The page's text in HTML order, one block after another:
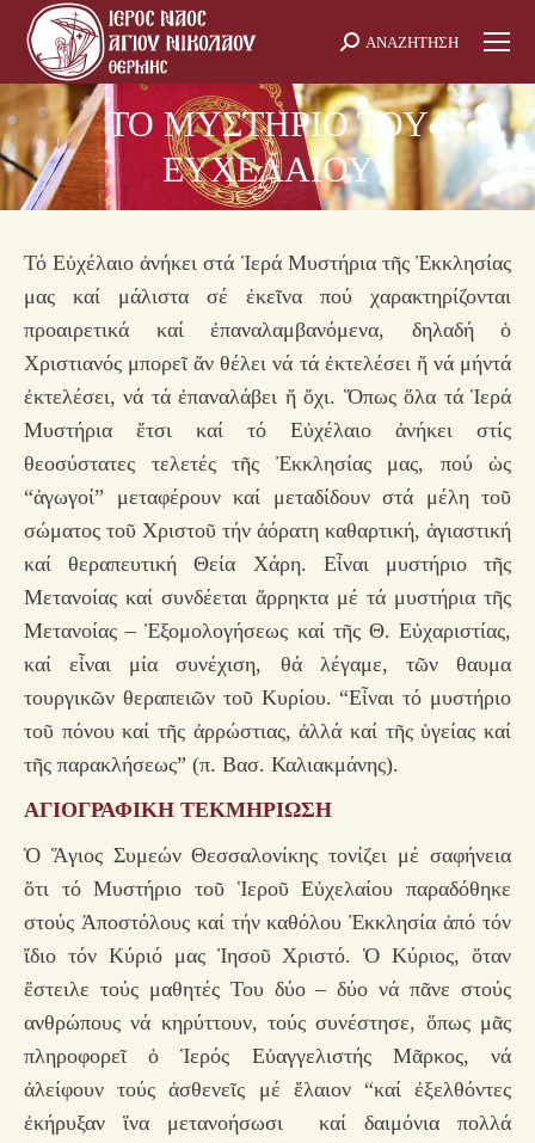
Search:
ΑΝΑΖΗΤΗΣΗ
ΤΟ ΜΥΣΤΗΡΙΟ ΤΟΥ
ΕΥΧΕΛΑΙΟΥ
Τό Εὐχέλαιο ἀνήκει στά Ἱερά Μυστήρια τῆς Ἐκκλησίας
μας καί μάλιστα σέ ἐκεῖνα πού χαρακτηρίζονται
προαιρετικά καί ἐπαναλαμβανόμενα, δηλαδή ὁ
Χριστιανός μπορεῖ ἄν θέλει νά τά ἐκτελέσει ἤ νά μήντά
ἐκτελέσει, νά τά ἐπαναλάβει ἤ ὄχι. Ὅπως ὅλα τά Ἱερά
Μυστήρια ἔτσι καί τό Εὐχέλαιο ἀνήκει στίς
θεοσύστατες τελετές τῆς Ἐκκλησίας μας, πού ὡς
“ἀγωγοί” μεταφέρουν καί μεταδίδουν στά μέλη τοῦ
σώματος τοῦ Χριστοῦ τήν ἀόρατη καθαρτική, ἁγιαστική
καί θεραπευτική Θεία Χάρη. Εἶναι μυστήριο τῆς
Μετανοίας καί συνδέεται ἄρρηκτα μέ τά μυστήρια τῆς
Μετανοίας – Ἐξομολογήσεως καί τῆς Θ. Εὐχαριστίας,
καί εἶναι μία συνέχιση, θά λέγαμε, τῶν θαυμα
τουργικῶν θεραπειῶν τοῦ Κυρίου. “Εἶναι τό μυστήριο
τοῦ πόνου καί τῆς ἀρρώστιας, ἀλλά καί τῆς ὑγείας καί
τῆς παρακλήσεως” (π. Βασ. Καλιακμάνης).
ΑΓΙΟΓΡΑΦΙΚΗ ΤΕΚΜΗΡΙΩΣΗ
Ὁ Ἅγιος Συμεών Θεσσαλονίκης τονίζει μέ σαφήνεια
ὅτι τό Μυστήριο τοῦ Ἱεροῦ Εὐχελαίου παραδόθηκε
στούς Ἀποστόλους καί τήν καθόλου Ἐκκλησία ἀπό τόν
ἴδιο τόν Κύριό μας Ἰησοῦ Χριστό. Ὁ Κύριος, ὅταν
ἔστειλε τούς μαθητές Του δύο – δύο νά πᾶνε στούς
ανθρώπους νά κηρύττουν, τούς συνέστησε, ὅπως μᾶς
πληροφορεῖ ὁ Ἱερός Εὐαγγελιστής Μᾶρκος, νά
ἀλείφουν τούς ἀσθενεῖς μέ ἔλαιον “καί ἐξελθόντες
ἐκήρυξαν ἵνα μετανοήσωσι καί δαιμόνια πολλά